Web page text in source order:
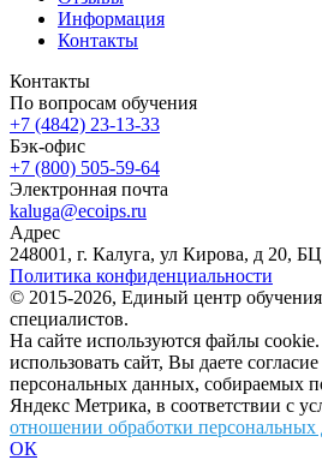
Информация
Контакты
Контакты
По вопросам обучения
+7 (4842) 23-13-33
Бэк-офис
+7 (800) 505-59-64
Электронная почта
kaluga@ecoips.ru
Адрес
248001, г. Калуга, ул Кирова, д 20,
Политика конфиденциальности
© 2015-2026, Единый центр
специалистов.
На сайте используются файлы
использовать сайт, Вы даете
персональных данных, собираемых
Яндекс Метрика, в соответствии с
отношении обработки
ОК